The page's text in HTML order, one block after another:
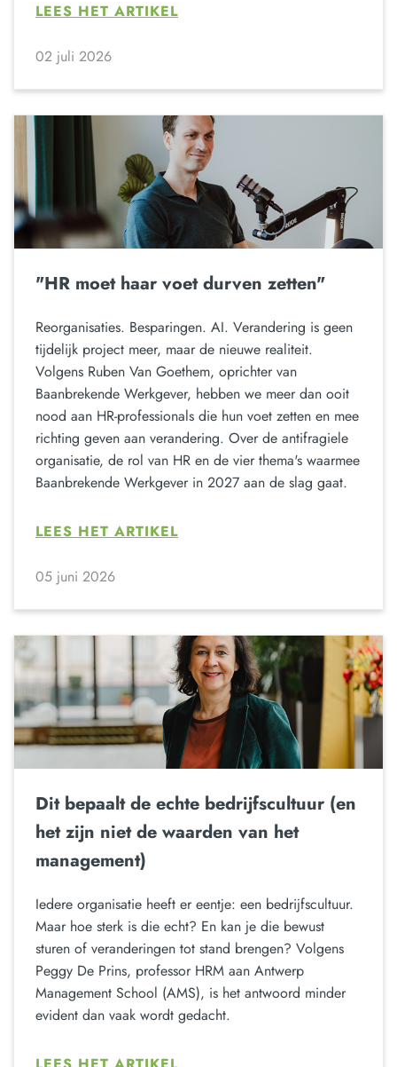
LEES HET ARTIKEL
02 juli 2026
"HR moet haar voet durven zetten"
Reorganisaties. Besparingen. AI. Verandering is geen
tijdelijk project meer, maar de nieuwe realiteit.
Volgens Ruben Van Goethem, oprichter van
Baanbrekende Werkgever, hebben we meer dan ooit
nood aan HR-professionals die hun voet zetten en mee
richting geven aan verandering. Over de antifragiele
organisatie, de rol van HR en de vier thema's waarmee
Baanbrekende Werkgever in 2027 aan de slag gaat.
LEES HET ARTIKEL
05 juni 2026
Dit bepaalt de echte bedrijfscultuur (en
het zijn niet de waarden van het
management)
Iedere organisatie heeft er eentje: een bedrijfscultuur.
Maar hoe sterk is die echt? En kan je die bewust
sturen of veranderingen tot stand brengen? Volgens
Peggy De Prins, professor HRM aan Antwerp
Management School (AMS), is het antwoord minder
evident dan vaak wordt gedacht.